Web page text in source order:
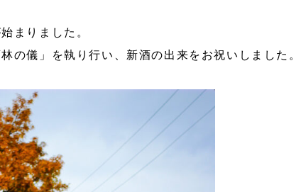
まりました。
の儀」を執り行い、新酒の出来をお祝いしました。